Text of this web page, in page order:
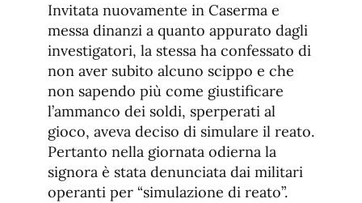
Invitata nuovamente in Caserma e
messa dinanzi a quanto appurato dagli
investigatori, la stessa ha confessato di
non aver subito alcuno scippo e che
non sapendo più come giustificare
l’ammanco dei soldi, sperperati al
gioco, aveva deciso di simulare il reato.
Pertanto nella giornata odierna la
signora è stata denunciata dai militari
operanti per “simulazione di reato”.